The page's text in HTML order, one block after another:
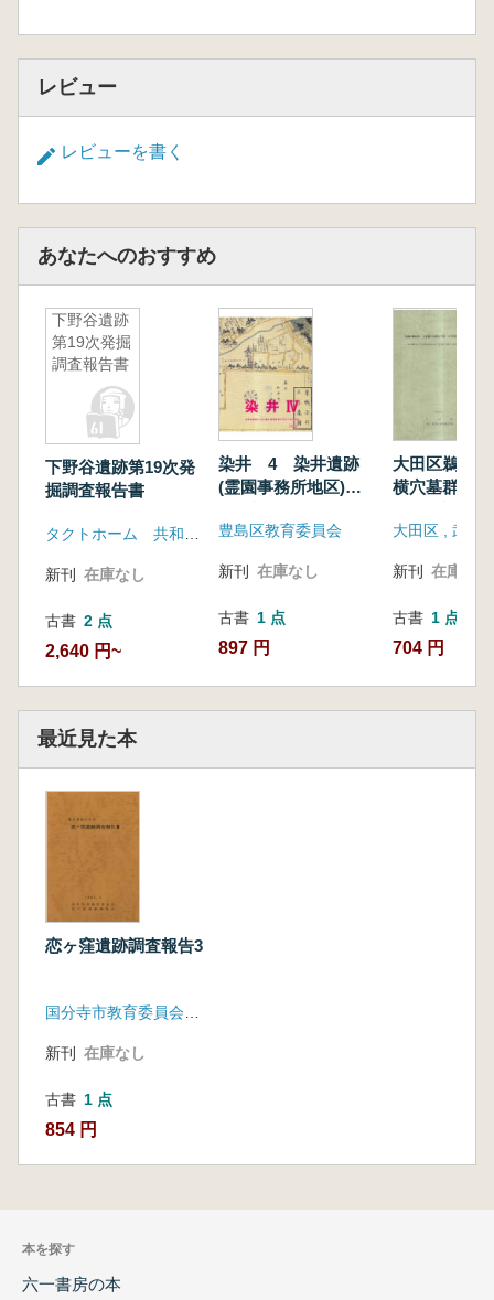
レビュー
レビューを書く
あなたへのおすすめ
下野谷遺跡
第19次発掘
調査報告書
下野谷遺跡第19次発
掘調査報告書
新刊 在庫なし
古書 2 点
2,640 円~
染井 4 染井遺跡
(霊園事務所地区)の
豊島区教育委員会
新刊 在庫なし
古書 1 点
897 円
大田区鵜の
横穴墓群5号
新刊 在庫なし
古書 1 点
704 円
最近見た本
恋ヶ窪遺跡調査報告3
新刊 在庫なし
古書 1 点
854 円
本を探す
六一書房の本